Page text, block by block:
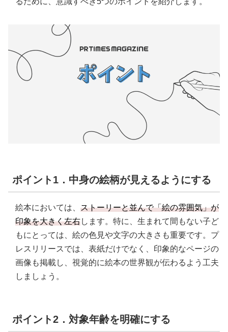
ポイント1．中身の絵柄が見えるようにする
絵本においては、 ストーリーと並んで「絵の雰囲気」が
印象を大きく左右します。特に、生まれて間もない子ど
もにとっては、絵の色見や文字の大きさも重要です。プ
レスリリースでは、表紙だけでなく、印象的なページの
画像も掲載し、視覚的に絵本の世界観が伝わるよう工夫
しましょう。
ポイント2．対象年齢を明確にする